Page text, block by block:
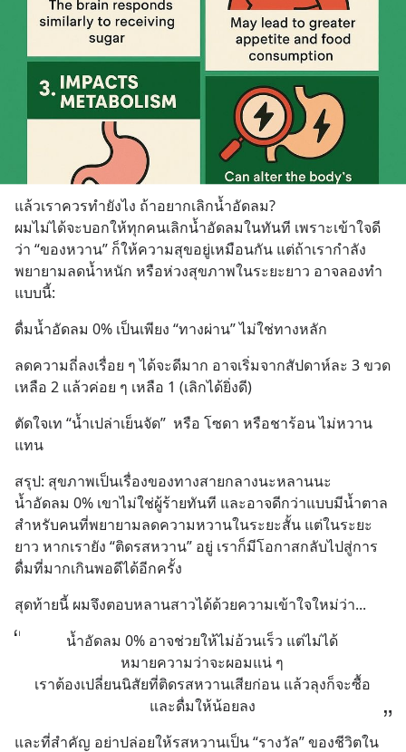
แล้วเราควรทำยังไง ถ้าอยากเลิกน้ำอัดลม?
ผมไม่ได้จะบอกให้ทุกคนเลิกน้ำอัดลมในทันที เพราะเข้าใจดี
ว่า “ของหวาน” ก็ให้ความสุขอยู่เหมือนกัน แต่ถ้าเรากำลัง
พยายามลดน้ำหนัก หรือห่วงสุขภาพในระยะยาว อาจลองทำ
แบบนี้:
ดื่มน้ำอัดลม 0% เป็นเพียง “ทางผ่าน” ไม่ใช่ทางหลัก
ลดความถี่ลงเรื่อย ๆ ได้จะดีมาก อาจเริ่มจากสัปดาห์ละ 3 ขวด
เหลือ 2 แล้วค่อย ๆ เหลือ 1 (เลิกได้ยิ่งดี)
ตัดใจเท “น้ำเปล่าเย็นจัด”  หรือ โซดา หรือชาร้อน ไม่หวาน
แทน
สรุป: สุขภาพเป็นเรื่องของทางสายกลางนะหลานนะ
น้ำอัดลม 0% เขาไม่ใช่ผู้ร้ายทันที และอาจดีกว่าแบบมีน้ำตาล
สำหรับคนที่พยายามลดความหวานในระยะสั้น แต่ในระยะ
ยาว หากเรายัง “ติดรสหวาน” อยู่ เราก็มีโอกาสกลับไปสู่การ
ดื่มที่มากเกินพอดีได้อีกครั้ง
สุดท้ายนี้ ผมจึงตอบหลานสาวได้ด้วยความเข้าใจใหม่ว่า...
น้ำอัดลม 0% อาจช่วยให้ไม่อ้วนเร็ว แต่ไม่ได้
หมายความว่าจะผอมแน่ ๆ
เราต้องเปลี่ยนนิสัยที่ติดรสหวานเสียก่อน แล้วลุงก็จะซื้อ
และดื่มให้น้อยลง
และที่สำคัญ อย่าปล่อยให้รสหวานเป็น “รางวัล” ของชีวิตใน